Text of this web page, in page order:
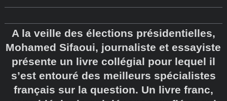
A la veille des élections présidentielles,
Mohamed Sifaoui, journaliste et essayiste
présente un livre collégial pour lequel il
s’est entouré des meilleurs spécialistes
français sur la question. Un livre franc,